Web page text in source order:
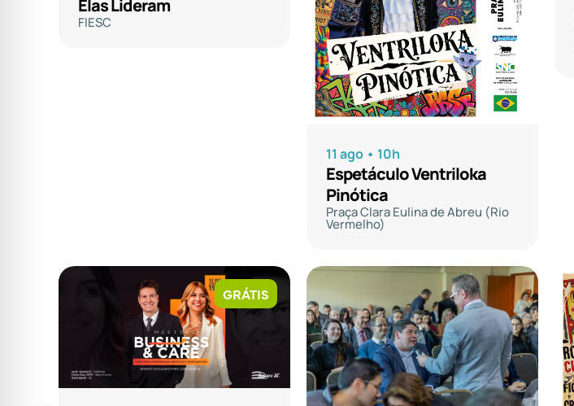
Elas Lideram
FIESC
11 ago • 10h
Espetáculo Ventriloka
Pinótica
Praça Clara Eulina de Abreu (Rio
Vermelho)
GRÁTIS